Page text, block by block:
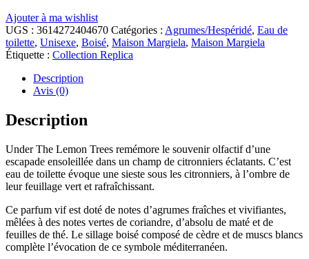
Ajouter à ma wishlist
UGS : 3614272404670 Catégories : Agrumes/Hespéridé, Eau de
toilette, Unisexe, Boisé, Maison Margiela, Maison Margiela
Étiquette : Collection Replica
Description
Avis (0)
Description
Under The Lemon Trees remémore le souvenir olfactif d’une
escapade ensoleillée dans un champ de citronniers éclatants. C’est
eau de toilette évoque une sieste sous les citronniers, à l’ombre de
leur feuillage vert et rafraîchissant.
Ce parfum vif est doté de notes d’agrumes fraîches et vivifiantes,
mêlées à des notes vertes de coriandre, d’absolu de maté et de
feuilles de thé. Le sillage boisé composé de cèdre et de muscs blancs
complète l’évocation de ce symbole méditerranéen.